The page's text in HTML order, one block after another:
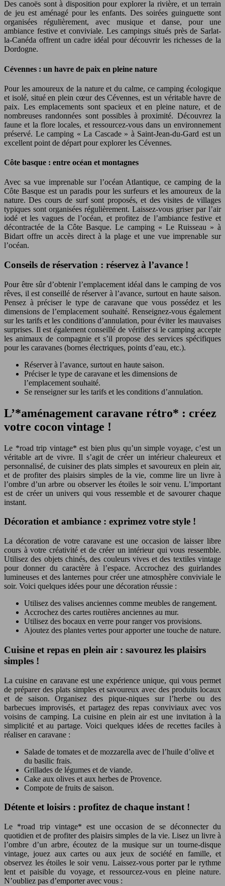
Des canoës sont à disposition pour explorer la rivière, et un terrain
de jeu est aménagé pour les enfants. Des soirées guinguette sont
organisées régulièrement, avec musique et danse, pour une
ambiance festive et conviviale. Les campings situés près de Sarlat-
la-Canéda offrent un cadre idéal pour découvrir les richesses de la
Dordogne.
Cévennes : un havre de paix en pleine nature
Pour les amoureux de la nature et du calme, ce camping écologique
et isolé, situé en plein cœur des Cévennes, est un véritable havre de
paix. Les emplacements sont spacieux et en pleine nature, et de
nombreuses randonnées sont possibles à proximité. Découvrez la
faune et la flore locales, et ressourcez-vous dans un environnement
préservé. Le camping « La Cascade » à Saint-Jean-du-Gard est un
excellent point de départ pour explorer les Cévennes.
Côte basque : entre océan et montagnes
Avec sa vue imprenable sur l’océan Atlantique, ce camping de la
Côte Basque est un paradis pour les surfeurs et les amoureux de la
nature. Des cours de surf sont proposés, et des visites de villages
typiques sont organisées régulièrement. Laissez-vous griser par l’air
iodé et les vagues de l’océan, et profitez de l’ambiance festive et
décontractée de la Côte Basque. Le camping « Le Ruisseau » à
Bidart offre un accès direct à la plage et une vue imprenable sur
l’océan.
Conseils de réservation : réservez à l’avance !
Pour être sûr d’obtenir l’emplacement idéal dans le camping de vos
rêves, il est conseillé de réserver à l’avance, surtout en haute saison.
Pensez à préciser le type de caravane que vous possédez et les
dimensions de l’emplacement souhaité. Renseignez-vous également
sur les tarifs et les conditions d’annulation, pour éviter les mauvaises
surprises. Il est également conseillé de vérifier si le camping accepte
les animaux de compagnie et s’il propose des services spécifiques
pour les caravanes (bornes électriques, points d’eau, etc.).
Réserver à l’avance, surtout en haute saison.
Préciser le type de caravane et les dimensions de
l’emplacement souhaité.
Se renseigner sur les tarifs et les conditions d’annulation.
L’*aménagement caravane rétro* : créez
votre cocon vintage !
Le *road trip vintage* est bien plus qu’un simple voyage, c’est un
véritable art de vivre. Il s’agit de créer un intérieur chaleureux et
personnalisé, de cuisiner des plats simples et savoureux en plein air,
et de profiter des plaisirs simples de la vie, comme lire un livre à
l’ombre d’un arbre ou observer les étoiles le soir venu. L’important
est de créer un univers qui vous ressemble et de savourer chaque
instant.
Décoration et ambiance : exprimez votre style !
La décoration de votre caravane est une occasion de laisser libre
cours à votre créativité et de créer un intérieur qui vous ressemble.
Utilisez des objets chinés, des couleurs vives et des textiles vintage
pour donner du caractère à l’espace. Accrochez des guirlandes
lumineuses et des lanternes pour créer une atmosphère conviviale le
soir. Voici quelques idées pour une décoration réussie :
Utilisez des valises anciennes comme meubles de rangement.
Accrochez des cartes routières anciennes au mur.
Utilisez des bocaux en verre pour ranger vos provisions.
Ajoutez des plantes vertes pour apporter une touche de nature.
Cuisine et repas en plein air : savourez les plaisirs
simples !
La cuisine en caravane est une expérience unique, qui vous permet
de préparer des plats simples et savoureux avec des produits locaux
et de saison. Organisez des pique-niques sur l’herbe ou des
barbecues improvisés, et partagez des repas conviviaux avec vos
voisins de camping. La cuisine en plein air est une invitation à la
simplicité et au partage. Voici quelques idées de recettes faciles à
réaliser en caravane :
Salade de tomates et de mozzarella avec de l’huile d’olive et
du basilic frais.
Grillades de légumes et de viande.
Cake aux olives et aux herbes de Provence.
Compote de fruits de saison.
Détente et loisirs : profitez de chaque instant !
Le *road trip vintage* est une occasion de se déconnecter du
quotidien et de profiter des plaisirs simples de la vie. Lisez un livre à
l’ombre d’un arbre, écoutez de la musique sur un tourne-disque
vintage, jouez aux cartes ou aux jeux de société en famille, et
observez les étoiles le soir venu. Laissez-vous porter par le rythme
lent et paisible du voyage, et ressourcez-vous en pleine nature.
N’oubliez pas d’emporter avec vous :